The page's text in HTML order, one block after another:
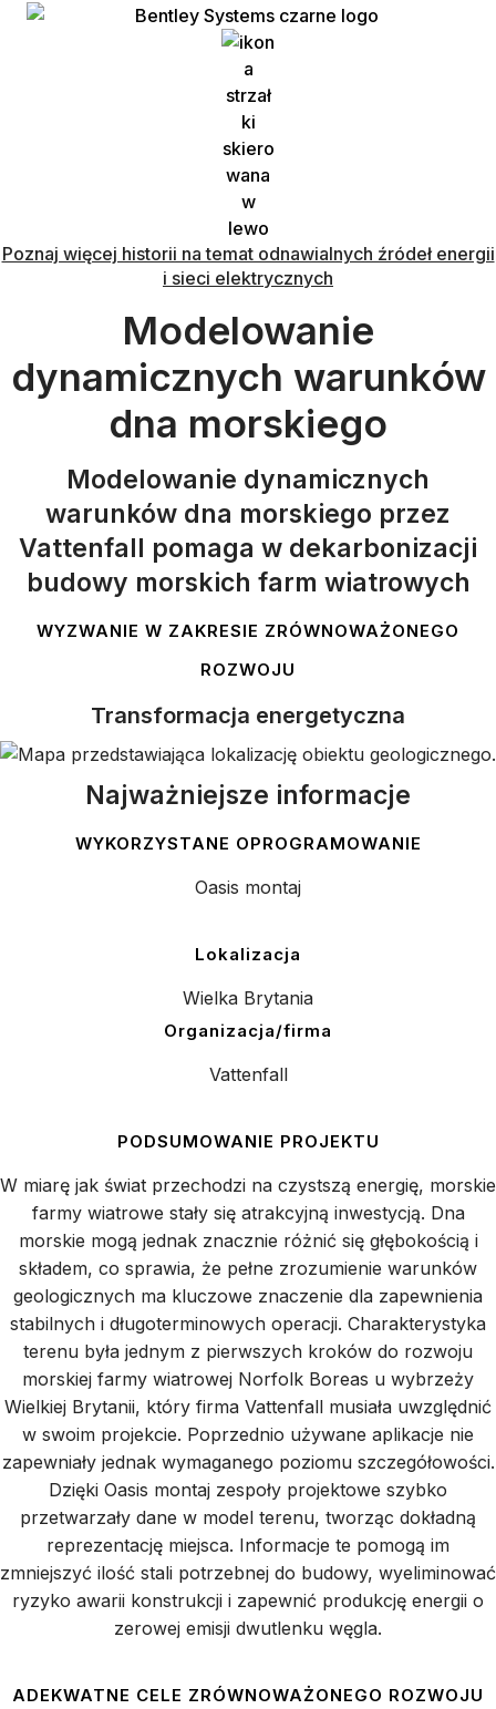
Przejdź
Poznaj więcej historii na temat odnawialnych źródeł energii
i sieci elektrycznych
Modelowanie
dynamicznych warunków
dna morskiego
Modelowanie dynamicznych
warunków dna morskiego przez
Vattenfall pomaga w dekarbonizacji
budowy morskich farm wiatrowych
WYZWANIE W ZAKRESIE ZRÓWNOWAŻONEGO
ROZWOJU
Transformacja energetyczna
Najważniejsze informacje
WYKORZYSTANE OPROGRAMOWANIE
Oasis montaj
Lokalizacja
Wielka Brytania
Organizacja/firma
Vattenfall
PODSUMOWANIE PROJEKTU
W miarę jak świat przechodzi na czystszą energię, morskie
farmy wiatrowe stały się atrakcyjną inwestycją. Dna
morskie mogą jednak znacznie różnić się głębokością i
składem, co sprawia, że pełne zrozumienie warunków
geologicznych ma kluczowe znaczenie dla zapewnienia
stabilnych i długoterminowych operacji. Charakterystyka
terenu była jednym z pierwszych kroków do rozwoju
morskiej farmy wiatrowej Norfolk Boreas u wybrzeży
Wielkiej Brytanii, który firma Vattenfall musiała uwzględnić
w swoim projekcie. Poprzednio używane aplikacje nie
zapewniały jednak wymaganego poziomu szczegółowości.
Dzięki Oasis montaj zespoły projektowe szybko
przetwarzały dane w model terenu, tworząc dokładną
reprezentację miejsca. Informacje te pomogą im
zmniejszyć ilość stali potrzebnej do budowy, wyeliminować
ryzyko awarii konstrukcji i zapewnić produkcję energii o
zerowej emisji dwutlenku węgla.
ADEKWATNE CELE ZRÓWNOWAŻONEGO ROZWOJU